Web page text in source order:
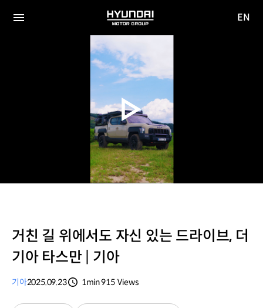
HYUNDAI
MOTOR
GROUP
EN
거친 길 위에서도 자신 있는 드라이브, 더
기아 타스만 | 기아
기아2025.09.23
1min915 Views